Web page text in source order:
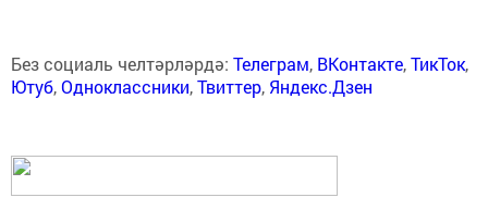
Без социаль челтәрләрдә: Телеграм, ВКонтакте,ТикТок,
Ютуб,Одноклассники,Твиттер, Яндекс.Дзен